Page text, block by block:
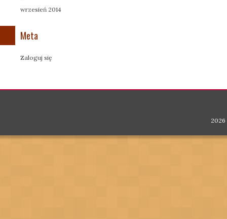
wrzesień 2014
Meta
Zaloguj się
2026